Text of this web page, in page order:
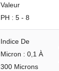
Valeur
PH : 5 - 8
Indice De
Micron : 0,1 À
300 Microns